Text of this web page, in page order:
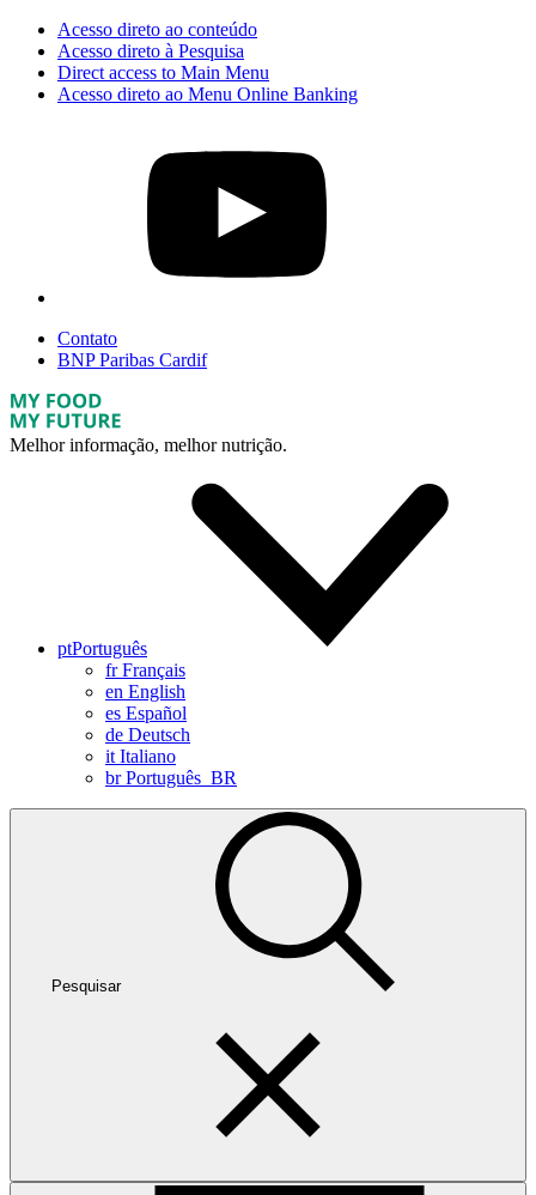
Acesso direto ao conteúdo
Acesso direto à Pesquisa
Direct access to Main Menu
Acesso direto ao Menu Online Banking
Contato
BNP Paribas Cardif
Melhor informação, melhor nutrição.
ptPortuguês
frFrançais
en English
es Español
de Deutsch
it Italiano
brPortuguês_BR
Pesquisar